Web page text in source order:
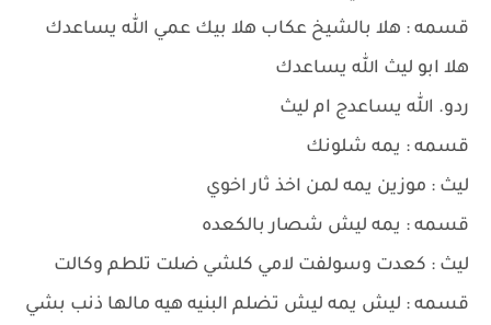
قسمه : هلا بالشيخ عكاب هلا بيك عمي الله يساعدك
هلا ابو ليث الله يساعدك
ردو. الله يساعدج ام ليث
قسمه : يمه شلونك
ليث : موزين يمه لمن اخذ ثار اخوي
قسمه : يمه ليش شصار بالكعده
ليث : كعدت وسولفت لامي كلشي ضلت تلطم وكالت
قسمه : ليش يمه ليش تضلم البنيه هيه مالها ذنب بشي